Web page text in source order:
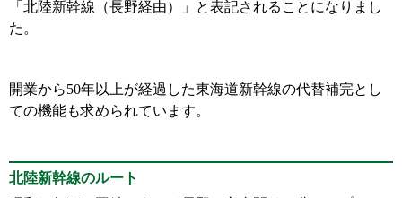
「北陸新幹線（長野経由）」と表記されることになりまし
た。
開業から50年以上が経過した東海道新幹線の代替補完とし
ての機能も求められています。
北陸新幹線のルート